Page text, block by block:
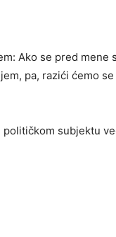
Ako se pred
pa, razići ćemo
političkom subjektu